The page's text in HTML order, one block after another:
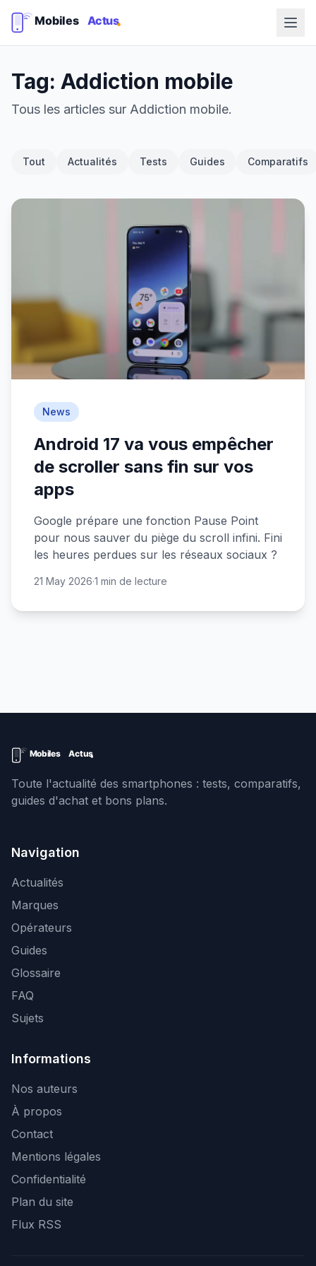
Tag: Addiction mobile
Tous les articles sur Addiction mobile.
Tout Actualités Tests Guides Comparatifs
News
Android 17 va vous empêcher
de scroller sans fin sur vos
apps
Google prépare une fonction Pause Point
pour nous sauver du piège du scroll infini. Fini
les heures perdues sur les réseaux sociaux ?
21 May 2026·1 min de lecture
Toute l'actualité des smartphones : tests, comparatifs,
guides d'achat et bons plans.
Navigation
Actualités
Marques
Opérateurs
Guides
Glossaire
FAQ
Sujets
Informations
Nos auteurs
À propos
Contact
Mentions légales
Confidentialité
Plan du site
Flux RSS